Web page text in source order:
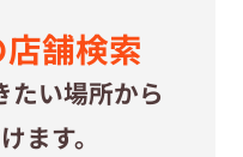
店舗検索
たい場所から
ます。